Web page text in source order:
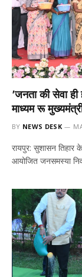
’जनता की सेवा ही
माध्यम रू
BY NEWS DESK
रायपुर: सुशासन
आयोजित जनसमस्या